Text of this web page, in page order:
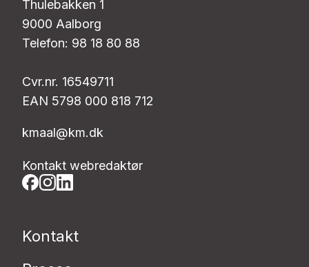
Thulebakken 1
9000 Aalborg
Telefon: 98 18 80 88
Cvr.nr. 16549711
EAN 5798 000 818 712
kmaal@km.dk
Kontakt webredaktør
Kontakt